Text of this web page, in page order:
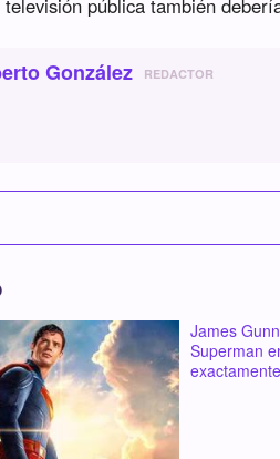
pública también
González REDACTOR
James
Superman